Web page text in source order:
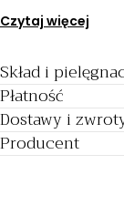
Regulowane
dopasowanie, a
falującym
odkryte łopatki
Długość
idealnie sprawdzi
sukienka na
Czytaj więcej
Skład i
Płatność
Dostawy i
Producent